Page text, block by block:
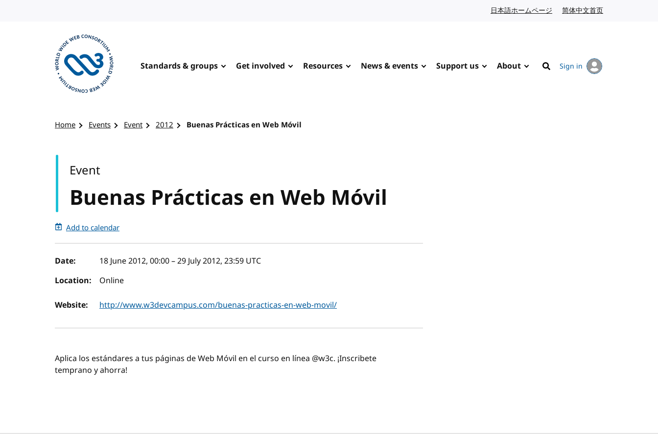
日本語ホームページ Japanese website
简体中文首页
Standards & groups Get involved Resources News & events Support us About
Search
Sign in
Home Events Event 2012 Buenas Prácticas en Web Móvil
Buenas Prácticas en Web Móvil
Event
Add to calendar
Event details
Date: 18 June 2012, 00:00–29 July 2012, 23:59 UTC
Location:
Online
Website: http://www.w3devcampus.com/buenas-practicas-en-web-movil/
Aplica los estándares a tus páginas de Web Móvil en el curso en línea @w3c. ¡Inscribete
temprano y ahorra!